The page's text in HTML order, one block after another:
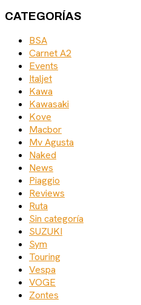
CATEGORÍAS
BSA
Carnet A2
Events
Italjet
Kawa
Kawasaki
Kove
Macbor
Mv Agusta
Naked
News
Piaggio
Reviews
Ruta
Sin categoría
SUZUKI
Sym
Touring
Vespa
VOGE
Zontes